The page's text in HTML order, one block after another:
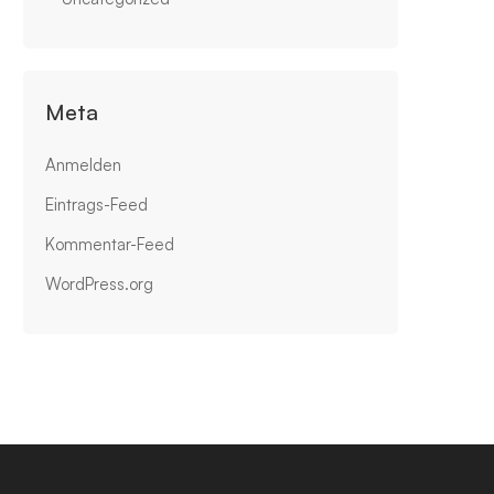
Meta
Anmelden
Eintrags-Feed
Kommentar-Feed
WordPress.org